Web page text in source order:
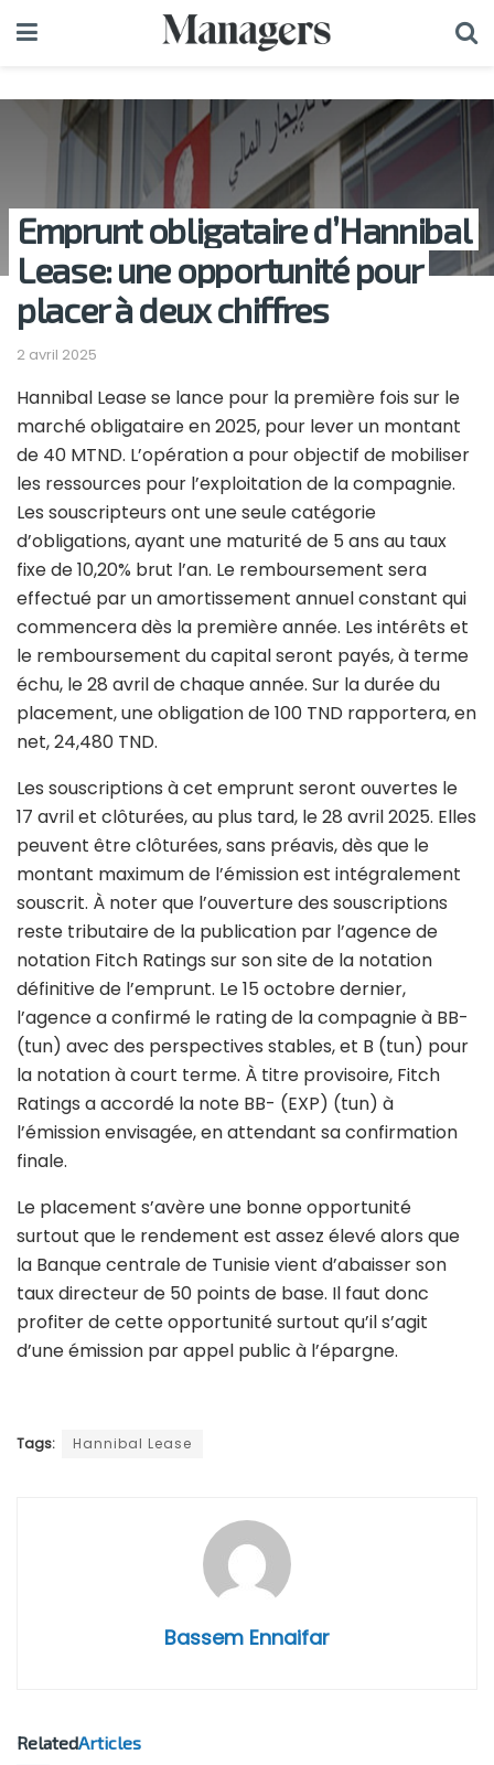
Emprunt obligataire d’Hannibal
Lease: une opportunité pour
placer à deux chiffres
2 avril 2025
Hannibal Lease se lance pour la première fois sur le
marché obligataire en 2025, pour lever un montant
de 40 MTND. L’opération a pour objectif de mobiliser
les ressources pour l’exploitation de la compagnie.
Les souscripteurs ont une seule catégorie
d’obligations, ayant une maturité de 5 ans au taux
fixe de 10,20% brut l’an. Le remboursement sera
effectué par un amortissement annuel constant qui
commencera dès la première année. Les intérêts et
le remboursement du capital seront payés, à terme
échu, le 28 avril de chaque année. Sur la durée du
placement, une obligation de 100 TND rapportera, en
net, 24,480 TND.
Les souscriptions à cet emprunt seront ouvertes le
17 avril et clôturées, au plus tard, le 28 avril 2025. Elles
peuvent être clôturées, sans préavis, dès que le
montant maximum de l’émission est intégralement
souscrit. À noter que l’ouverture des souscriptions
reste tributaire de la publication par l’agence de
notation Fitch Ratings sur son site de la notation
définitive de l’emprunt. Le 15 octobre dernier,
l’agence a confirmé le rating de la compagnie à BB-
(tun) avec des perspectives stables, et B (tun) pour
la notation à court terme. À titre provisoire, Fitch
Ratings a accordé la note BB- (EXP) (tun) à
l’émission envisagée, en attendant sa confirmation
finale.
Le placement s’avère une bonne opportunité
surtout que le rendement est assez élevé alors que
la Banque centrale de Tunisie vient d’abaisser son
taux directeur de 50 points de base. Il faut donc
profiter de cette opportunité surtout qu’il s’agit
d’une émission par appel public à l’épargne.
Tags: Hannibal Lease
Bassem Ennaifar
RelatedArticles